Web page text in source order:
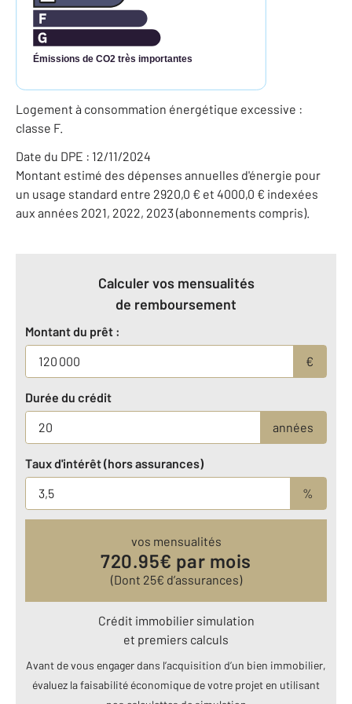
Émissions de CO2 très importantes
Logement à consommation énergétique excessive :
classe F.
Date du DPE : 12/11/2024
Montant estimé des dépenses annuelles d'énergie pour
un usage standard entre 2920,0 € et 4000,0 € indexées
aux années 2021, 2022, 2023 (abonnements compris).
Calculer vos mensualités
de remboursement
Montant du prêt :
€
Durée du crédit
années
Taux d'intérêt (hors assurances)
%
vos mensualités
720.95€ par mois
(Dont 25€ d’assurances)
Crédit immobilier simulation
et premiers calculs
Avant de vous engager dans l’acquisition d’un bien immobilier,
évaluez la faisabilité économique de votre projet en utilisant